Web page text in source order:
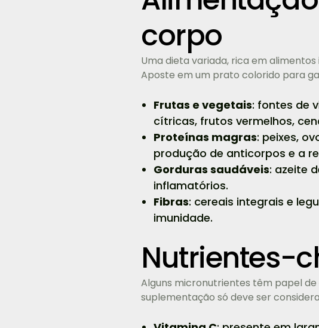
corpo
Uma dieta variada, rica em
Aposte em um prato colorido para
Frutas e vegetais: fontes de
cítricas, frutos vermelhos,
Proteínas magras: peixes,
produção de anticorpos e a
Gorduras saudáveis: azeite
inflamatórios.
Fibras: cereais integrais e
imunidade.
Nutrientes-
Alguns micronutrientes têm papel
suplementação só deve ser